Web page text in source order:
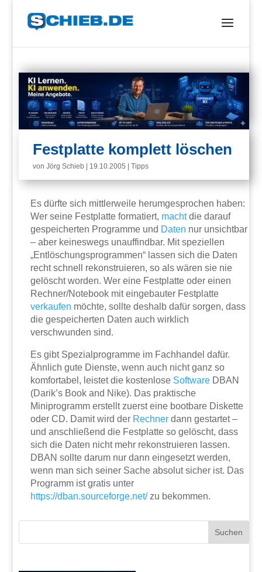
Festplatte komplett löschen
vonJörg Schieb 19.10.2005 |Tipps
Es dürfte sich mittlerweile herumgesprochen haben:
Wer seine Festplatte formatiert, machtdie darauf
gespeicherten Programme und Daten nur unsichtbar
– aber keineswegs unauffindbar. Mit speziellen
„Entlöschungsprogrammen“ lassen sich die Daten
recht schnell rekonstruieren, so als wären sie nie
gelöscht worden. Wer eine Festplatte oder einen
Rechner/Notebook mit eingebauter Festplatte
verkaufen möchte, sollte deshalb dafür sorgen, dass
die gespeicherten Daten auch wirklich
verschwunden sind.
Es gibt Spezialprogramme im Fachhandel dafür.
Ähnlich gute Dienste, wenn auch nicht ganz so
komfortabel, leistet die kostenlose Software DBAN
(Darik’s Book and Nike). Das praktische
Miniprogramm erstellt zuerst eine bootbare Diskette
oder CD. Damit wird der Rechner dann gestartet –
und anschließend die Festplatte so gelöscht, dass
sich die Daten nicht mehr rekonstruieren lassen.
DBAN sollte darum nur dann eingesetzt werden,
wenn man sich seiner Sache absolut sicher ist. Das
Programm ist gratis unter
https://dban.sourceforge.net/ zu bekommen.